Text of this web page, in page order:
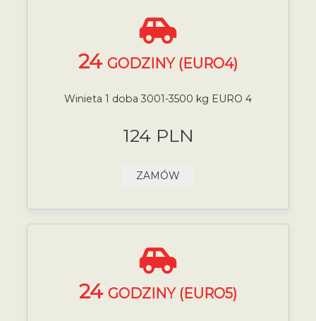
24 GODZINY (EURO4)
Winieta 1 doba 3001-3500 kg EURO 4
124 PLN
ZAMÓW
24 GODZINY (EURO5)